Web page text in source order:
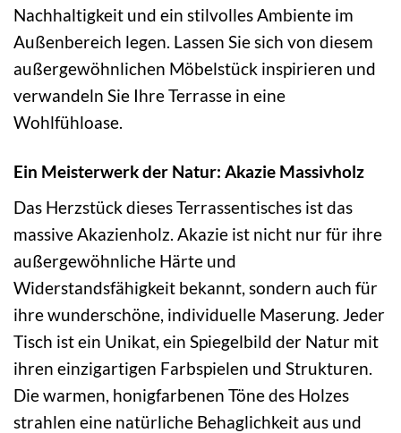
Nachhaltigkeit und ein stilvolles Ambiente im
Außenbereich legen. Lassen Sie sich von diesem
außergewöhnlichen Möbelstück inspirieren und
verwandeln Sie Ihre Terrasse in eine
Wohlfühloase.
Ein Meisterwerk der Natur: Akazie Massivholz
Das Herzstück dieses Terrassentisches ist das
massive Akazienholz. Akazie ist nicht nur für ihre
außergewöhnliche Härte und
Widerstandsfähigkeit bekannt, sondern auch für
ihre wunderschöne, individuelle Maserung. Jeder
Tisch ist ein Unikat, ein Spiegelbild der Natur mit
ihren einzigartigen Farbspielen und Strukturen.
Die warmen, honigfarbenen Töne des Holzes
strahlen eine natürliche Behaglichkeit aus und